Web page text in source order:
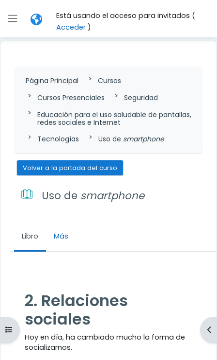
Panel lateral
Está usando el acceso para invitados (
Acceder)
Abrir índice del curso
Página Principal
Cursos
Cursos Presenciales
Seguridad
Educación para el uso saludable de pantallas,
redes sociales e Internet
Tecnologías
Uso de smartphone
Volver a la portada del curso
Uso de smartphone
Libro Más
2. Relaciones
sociales
Hoy en día, ha cambiado mucho la forma de
socializarnos.